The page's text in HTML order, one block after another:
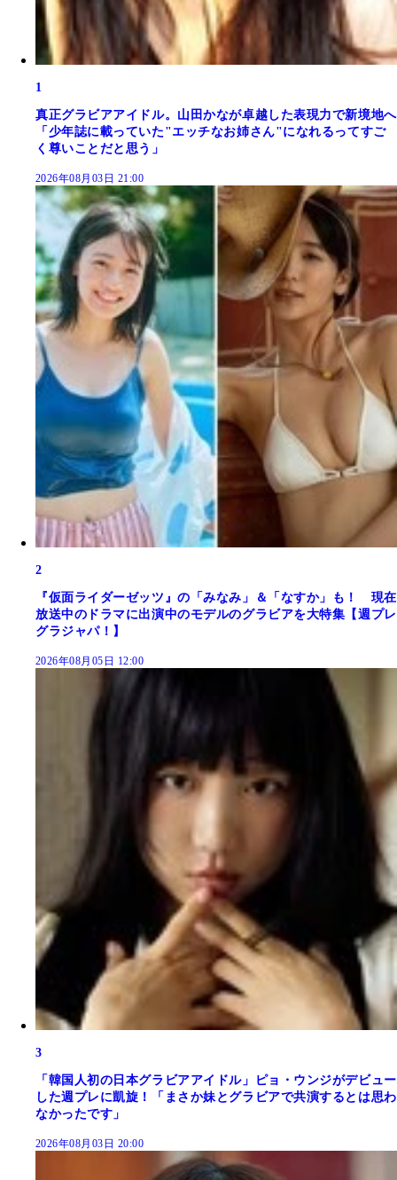
1
真正グラビアアイドル。山田かなが卓越した表現力で新境地へ
「少年誌に載っていた"エッチなお姉さん"になれるってすご
く尊いことだと思う」
2026年08月03日 21:00
2
『仮面ライダーゼッツ』の「みなみ」＆「なすか」も！ 現在
放送中のドラマに出演中のモデルのグラビアを大特集【週プレ
グラジャパ！】
2026年08月05日 12:00
3
「韓国人初の日本グラビアアイドル」ピョ・ウンジがデビュー
した週プレに凱旋！「まさか妹とグラビアで共演するとは思わ
なかったです」
2026年08月03日 20:00